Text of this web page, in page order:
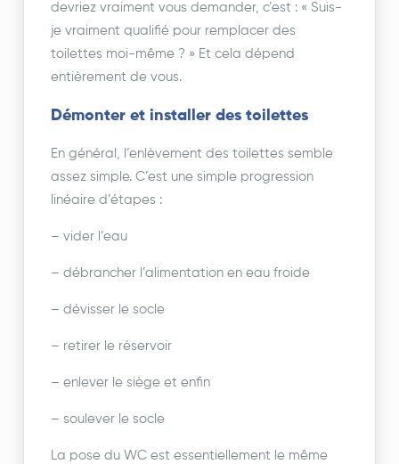
devriez vraiment vous demander, c’est : « Suis-
je vraiment qualifié pour remplacer des
toilettes moi-même ? » Et cela dépend
entièrement de vous.
Démonter et installer des toilettes
En général, l’enlèvement des toilettes semble
assez simple. C’est une simple progression
linéaire d’étapes :
– vider l’eau
– débrancher l’alimentation en eau froide
– dévisser le socle
– retirer le réservoir
– enlever le siège et enfin
– soulever le socle
La pose du WC est essentiellement le même